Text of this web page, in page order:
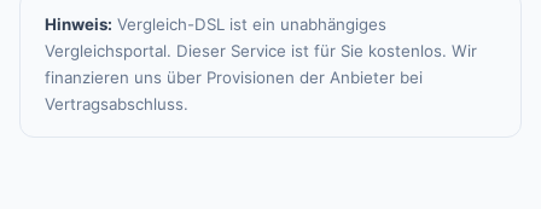
Hinweis: Vergleich-DSL ist ein unabhängiges
Vergleichsportal. Dieser Service ist für Sie kostenlos. Wir
finanzieren uns über Provisionen der Anbieter bei
Vertragsabschluss.